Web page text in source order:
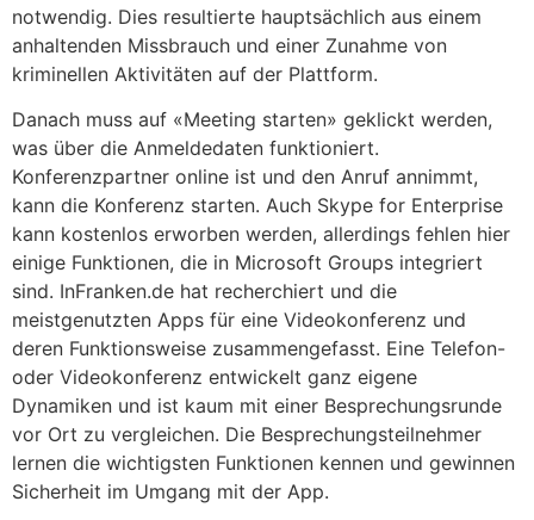
notwendig. Dies resultierte hauptsächlich aus einem
anhaltenden Missbrauch und einer Zunahme von
kriminellen Aktivitäten auf der Plattform.
Danach muss auf «Meeting starten» geklickt werden,
was über die Anmeldedaten funktioniert.
Konferenzpartner online ist und den Anruf annimmt,
kann die Konferenz starten. Auch Skype for Enterprise
kann kostenlos erworben werden, allerdings fehlen hier
einige Funktionen, die in Microsoft Groups integriert
sind. InFranken.de hat recherchiert und die
meistgenutzten Apps für eine Videokonferenz und
deren Funktionsweise zusammengefasst. Eine Telefon-
oder Videokonferenz entwickelt ganz eigene
Dynamiken und ist kaum mit einer Besprechungsrunde
vor Ort zu vergleichen. Die Besprechungsteilnehmer
lernen die wichtigsten Funktionen kennen und gewinnen
Sicherheit im Umgang mit der App.